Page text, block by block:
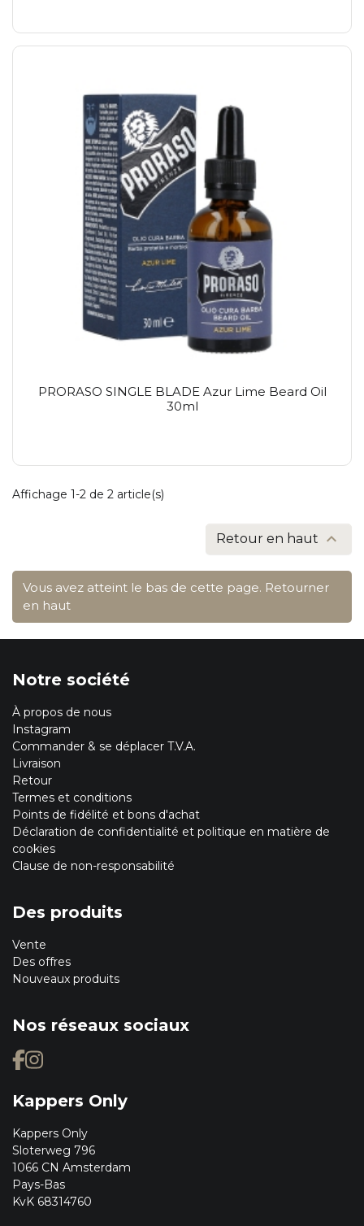
PRORASO SINGLE BLADE Azur Lime Beard Oil
30ml
Affichage 1-2 de 2 article(s)
Retour en haut 
Vous avez atteint le bas de cette page. Retourner
en haut
Notre société
À propos de nous
Instagram
Commander & se déplacer T.V.A.
Livraison
Retour
Termes et conditions
Points de fidélité et bons d'achat
Déclaration de confidentialité et politique en matière de
cookies
Clause de non-responsabilité
Des produits
Vente
Des offres
Nouveaux produits
Nos réseaux sociaux
Kappers Only
Kappers Only
Sloterweg 796
1066 CN Amsterdam
Pays-Bas
KvK 68314760